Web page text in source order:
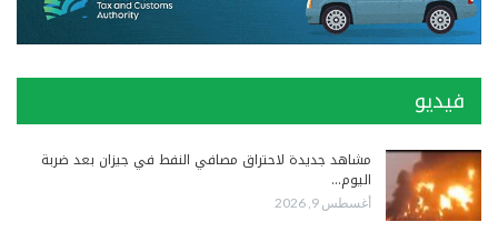
فيديو
مشاهد جديدة لاحتراق مصافي النفط في جيزان بعد ضربة
اليوم…
أغسطس 9, 2026